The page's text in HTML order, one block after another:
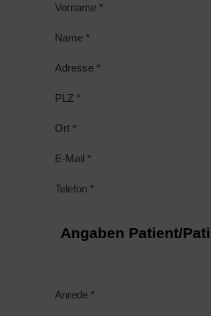
Vorname *
Name *
Adresse *
PLZ *
Ort *
E-Mail *
Telefon *
Angaben Patient/
Anrede *